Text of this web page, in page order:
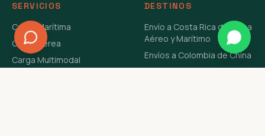
SERVICIOS
Carga Marítima
Carga Aérea
Carga Multimodal
DESTINOS
Envío a Costa Rica de China
Aéreo y Marítimo
Envíos a Colombia de China